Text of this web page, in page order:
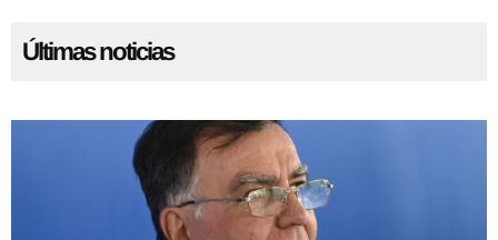
Últimas noticias